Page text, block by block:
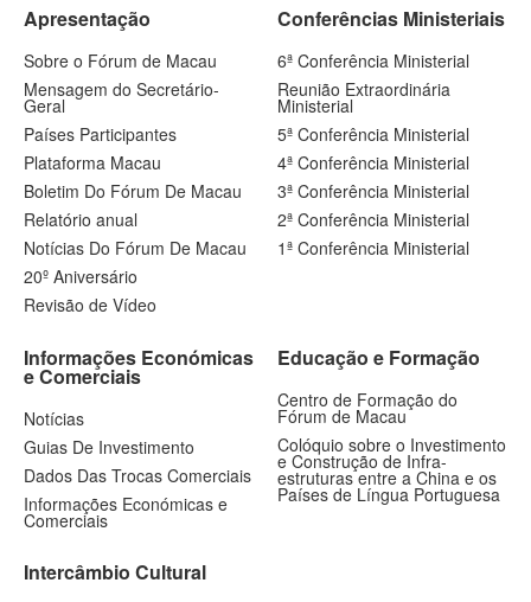
Apresentação
Sobre o Fórum de Macau
Mensagem do Secretário-
Geral
Países Participantes
Plataforma Macau
Boletim Do Fórum De Macau
Relatório anual
Notícias Do Fórum De Macau
20º Aniversário
Revisão de Vídeo
Conferências Ministeriais
6ª Conferência Ministerial
Reunião Extraordinária
Ministerial
5ª Conferência Ministerial
4ª Conferência Ministerial
3ª Conferência Ministerial
2ª Conferência Ministerial
1ª Conferência Ministerial
Informações Económicas
e Comerciais
Notícias
Guias De Investimento
Dados Das Trocas Comerciais
Informações Económicas e
Comerciais
Intercâmbio Cultural
Educação e Formação
Centro de Formação do
Fórum de Macau
Colóquio sobre o Investimento
e Construção de Infra-
estruturas entre a China e os
Países de Língua Portuguesa